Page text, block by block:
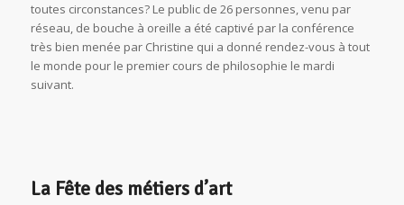
toutes circonstances? Le public de 26 personnes, venu par
réseau, de bouche à oreille a été captivé par la conférence
très bien menée par Christine qui a donné rendez-vous à tout
le monde pour le premier cours de philosophie le mardi
suivant.
La Fête des métiers d’art